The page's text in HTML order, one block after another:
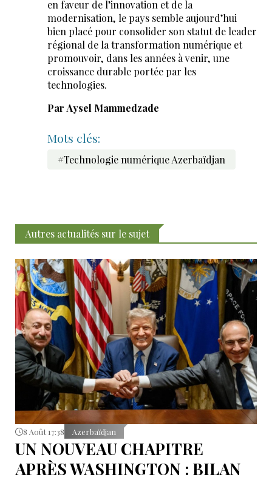
en faveur de l’innovation et de la
modernisation, le pays semble aujourd’hui
bien placé pour consolider son statut de leader
régional de la transformation numérique et
promouvoir, dans les années à venir, une
croissance durable portée par les
technologies.
Par Aysel Mammedzade
Mots clés:
#Technologie numérique Azerbaïdjan
Autres actualités sur le sujet
8 Août 17:38 Azerbaïdjan
UN NOUVEAU CHAPITRE
APRÈS WASHINGTON : BILAN